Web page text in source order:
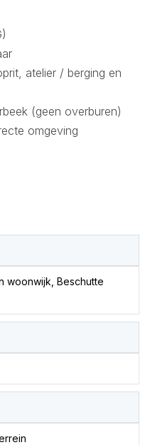
atelier / berging en
(geen overburen)
omgeving
woonwijk, Beschutte